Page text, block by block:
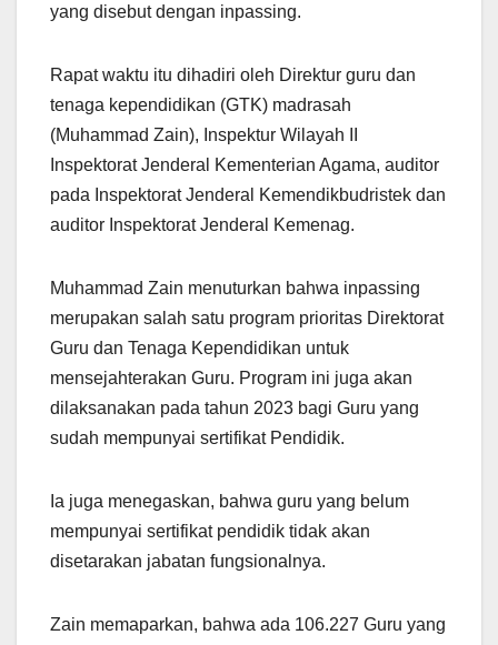
yang disebut dengan inpassing.
Rapat waktu itu dihadiri oleh Direktur guru dan
tenaga kependidikan (GTK) madrasah
(Muhammad Zain), Inspektur Wilayah II
Inspektorat Jenderal Kementerian Agama, auditor
pada Inspektorat Jenderal Kemendikbudristek dan
auditor Inspektorat Jenderal Kemenag.
Muhammad Zain menuturkan bahwa inpassing
merupakan salah satu program prioritas Direktorat
Guru dan Tenaga Kependidikan untuk
mensejahterakan Guru. Program ini juga akan
dilaksanakan pada tahun 2023 bagi Guru yang
sudah mempunyai sertifikat Pendidik.
Ia juga menegaskan, bahwa guru yang belum
mempunyai sertifikat pendidik tidak akan
disetarakan jabatan fungsionalnya.
Zain memaparkan, bahwa ada 106.227 Guru yang